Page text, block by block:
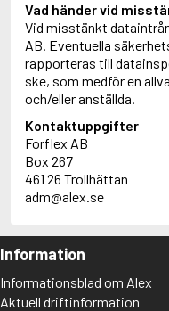
Vad händer vid
Vid misstänkt
AB. Eventuella
rapporteras till
ske, som medför en
och/eller anställda.
Kontaktuppgifter
Forflex AB
Box 267
461 26 Trollhättan
adm@alex.se
Information
Informationsblad om Alex
Aktuell driftinformation